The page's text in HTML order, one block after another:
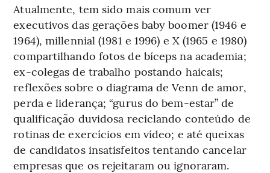
Atualmente, tem sido mais comum ver
executivos das gerações baby boomer (1946 e
1964), millennial (1981 e 1996) e X (1965 e 1980)
compartilhando fotos de bíceps na academia;
ex-colegas de trabalho postando haicais;
reflexões sobre o diagrama de Venn de amor,
perda e liderança; “gurus do bem-estar” de
qualificação duvidosa reciclando conteúdo de
rotinas de exercícios em vídeo; e até queixas
de candidatos insatisfeitos tentando cancelar
empresas que os rejeitaram ou ignoraram.